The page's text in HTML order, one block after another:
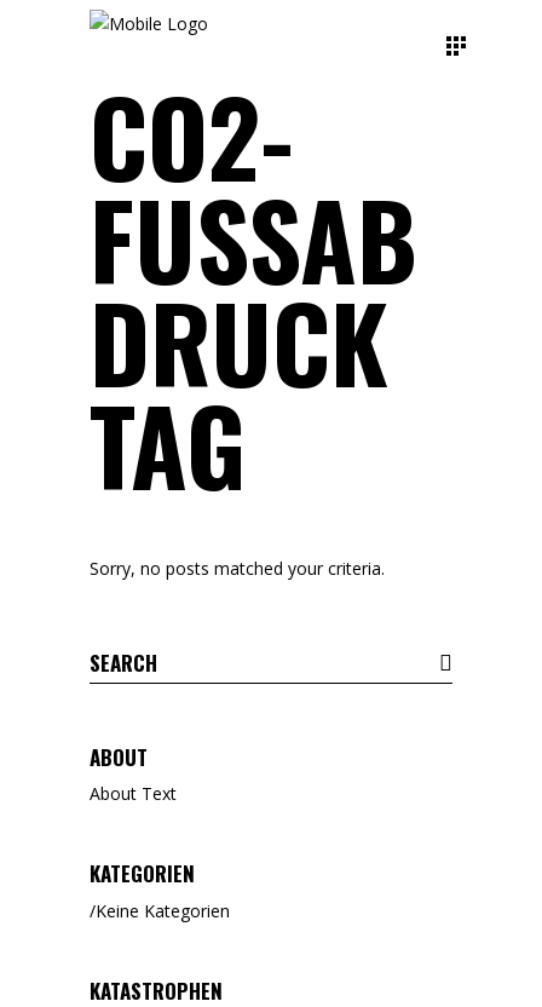
CO2-
FUSSABD
RUCK T
AG
Sorry, no posts matched your criteria.
Search
for:
ABOUT
About Text
KATEGORIEN
Keine Kategorien
KATASTROPHEN